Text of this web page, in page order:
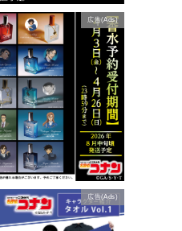
広告(Ads)
広告(Ads)